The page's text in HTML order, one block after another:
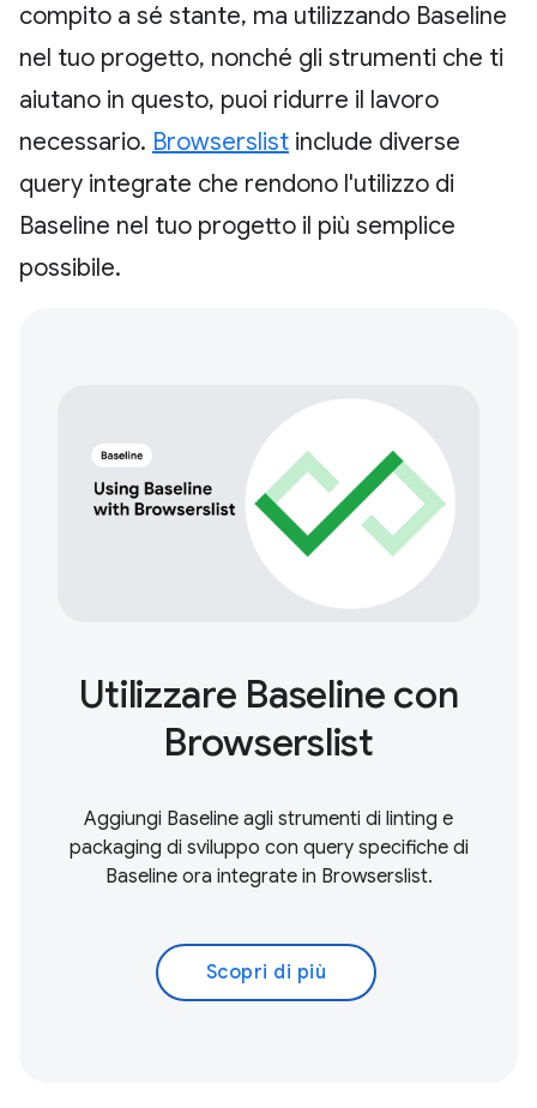
compito a sé stante, ma utilizzando Baseline
nel tuo progetto, nonché gli strumenti che ti
aiutano in questo, puoi ridurre il lavoro
necessario. Browserslist include diverse
query integrate che rendono l'utilizzo di
Baseline nel tuo progetto il più semplice
possibile.
Utilizzare Baseline con
Browserslist
Aggiungi Baseline agli strumenti di linting e
packaging di sviluppo con query specifiche di
Baseline ora integrate in Browserslist.
Scopri di più